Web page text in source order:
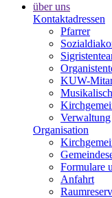
über uns
Kontaktadressen
Pfarrer
KUW-
Verwaltung
Organisation
Formulare
Anfahrt